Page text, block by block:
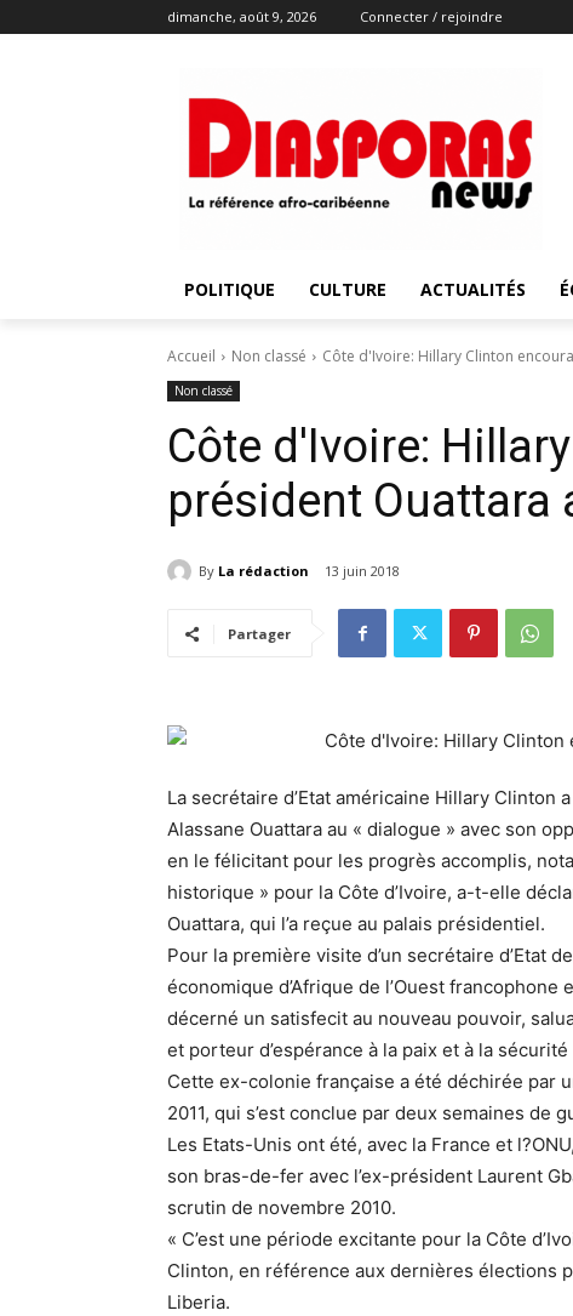
dimanche, août 9, 2026 Connecter / rejoindre
POLITIQUE CULTURE ACTUALITÉS
Accueil Non classé Côte d'Ivoire: Hillary Clinton
Non classé
Côte d'Ivoire:
président Ouattara
By La rédaction 13 juin 2018
Partager
La secrétaire d’Etat américaine Hillary
Alassane Ouattara au « dialogue » avec son
en le félicitant pour les progrès accomplis,
historique » pour la Côte d’Ivoire, a-t-elle
Ouattara, qui l’a reçue au palais présidentiel.
Pour la première visite d’un secrétaire d’Etat
économique d’Afrique de l’Ouest
décerné un satisfecit au nouveau pouvoir,
et porteur d’espérance à la paix et à la sécurité
Cette ex-colonie française a été déchirée par
2011, qui s’est conclue par deux semaines de
Les Etats-Unis ont été, avec la France et
son bras-de-fer avec l’ex-président Laurent
scrutin de novembre 2010.
« C’est une période excitante pour la Côte
Clinton, en référence aux dernières élections
Liberia.